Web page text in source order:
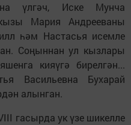
үлгәч, Иске Мунча
Мария Андрееваны
һәм Настасья исемле
Соңыннан ул кызлары
кияүгә бирелгән...
Васильевна Бухарай
алынган.
гасырда ук үзе шикелле